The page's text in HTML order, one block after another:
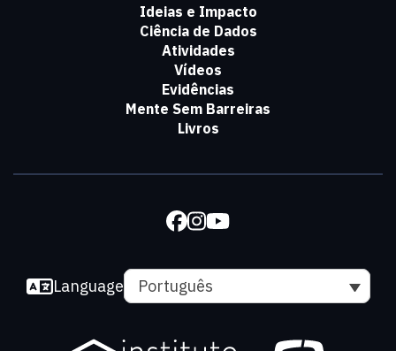
Ideias e Impacto
Ciência de Dados
Atividades
Vídeos
Evidências
Mente Sem Barreiras
Livros
Language Português